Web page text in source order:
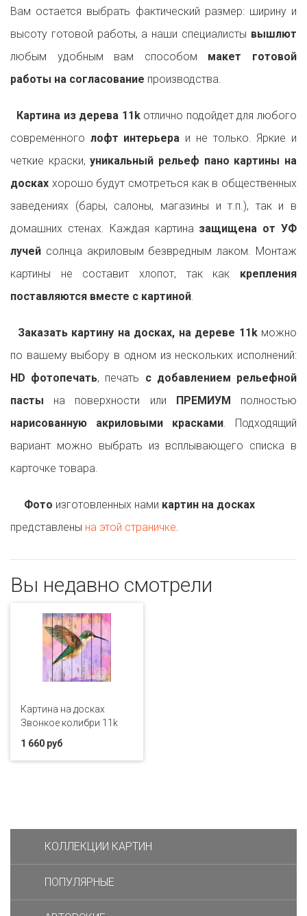
Вам остается выбрать фактический размер: ширину и
высоту готовой работы, а наши специалисты вышлют
любым удобным вам способом макет готовой
работы на согласование производства.
Картина из дерева 11kотлично подойдет для любого
современного лофт интерьера и не только. Яркие и
четкие краски,уникальный рельеф пано картины на
досках хорошо будут смотреться как в общественных
заведениях (бары, салоны, магазины и т.п.), так и в
домашних стенах. Каждая картина защищена от УФ
лучей солнца акриловым безвредным лаком. Монтаж
картины не составит хлопот, так как крепления
поставляются вместе с картиной.
Заказать картину на досках, на дереве 11kможно
по вашему выбору в одном из нескольких исполнений:
HD фотопечать, печать с добавлением рельефной
пасты на поверхности или ПРЕМИУМ
полностью
нарисованную акриловыми красками. Подходящий
вариант можно выбрать из всплывающего списка в
карточке товара.
Фото изготовленных нами картин на досках
представлены на этой страничке.
Вы недавно смотрели
Картина на досках
Звонкое колибри 11k
1 660 руб
КОЛЛЕКЦИИ КАРТИН
ПОПУЛЯРНЫЕ